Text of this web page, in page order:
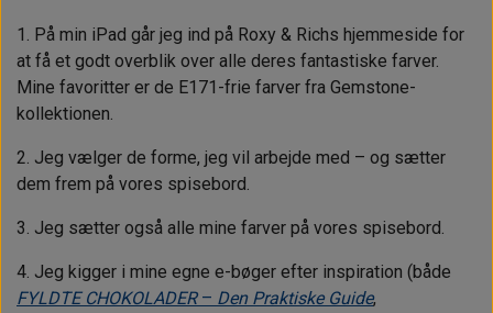
1. På min iPad går jeg ind på Roxy & Richs hjemmeside for
at få et godt overblik over alle deres fantastiske farver.
Mine favoritter er de E171-frie farver fra Gemstone-
kollektionen.
2. Jeg vælger de forme, jeg vil arbejde med – og sætter
dem frem på vores spisebord.
3. Jeg sætter også alle mine farver på vores spisebord.
4. Jeg kigger i mine egne e-bøger efter inspiration (både
FYLDTE CHOKOLADER – Den Praktiske Guide,